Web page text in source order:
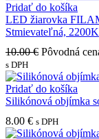
Pridať do košíka
LED žiarovka
Stmievateľná, 2200K
10.00€ Pôvodná
s DPH
Pridať do košíka
Silikónová objímka
8.00 € s DPH